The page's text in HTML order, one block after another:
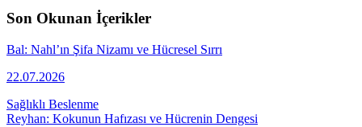
Son Okunan İçerikler
Bal: Nahl’ın Şifa Nizamı ve Hücresel Sırrı
22.07.2026
Sağlıklı Beslenme
Reyhan: Kokunun Hafızası ve Hücrenin Dengesi